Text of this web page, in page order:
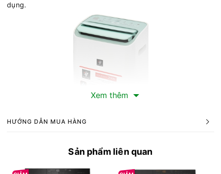
dụng.
Dung tích bình chứa và thời gian sử dụng
- Dung tích bình chứa là 3 lít giúp bạn hạn chế số lần đổ
Xem thêm
HƯỚNG DẪN MUA HÀNG
Sản phẩm liên quan